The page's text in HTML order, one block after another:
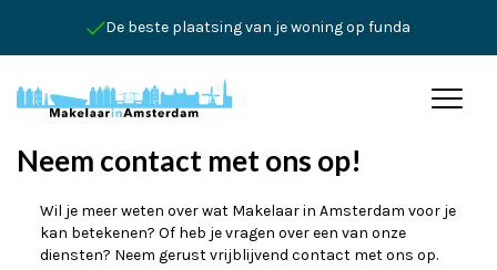
De beste plaatsing van je woning op funda
Neem contact met ons op!
Wil je meer weten over wat Makelaar in Amsterdam voor je
kan betekenen? Of heb je vragen over een van onze
diensten? Neem gerust vrijblijvend contact met ons op.